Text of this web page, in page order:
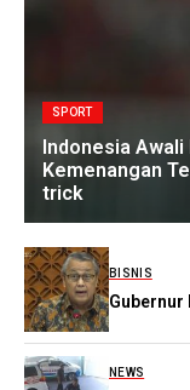
SPORT
Indonesia Awali
Kemenangan
trick
BISNIS
Gubernur
NEWS